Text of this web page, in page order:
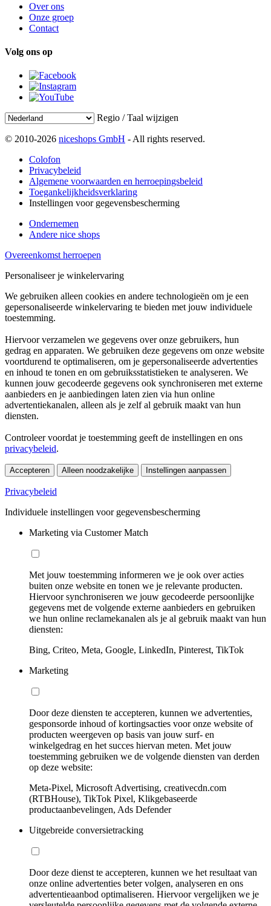
Over ons
Onze groep
Contact
Volg ons op
Regio / Taal wijzigen
© 2010-2026 niceshops GmbH - All rights reserved.
Colofon
Privacybeleid
Algemene voorwaarden en herroepingsbeleid
Toegankelijkheidsverklaring
Instellingen voor gegevensbescherming
Ondernemen
Andere nice shops
Overeenkomst herroepen
Personaliseer je winkelervaring
We gebruiken alleen cookies en andere technologieën om je een
gepersonaliseerde winkelervaring te bieden met jouw individuele
toestemming.
Hiervoor verzamelen we gegevens over onze gebruikers, hun
gedrag en apparaten. We gebruiken deze gegevens om onze website
voortdurend te optimaliseren, om je gepersonaliseerde advertenties
en inhoud te tonen en om gebruiksstatistieken te analyseren. We
kunnen jouw gecodeerde gegevens ook synchroniseren met externe
aanbieders en je aanbiedingen laten zien via hun online
advertentiekanalen, alleen als je zelf al gebruik maakt van hun
diensten.
Controleer voordat je toestemming geeft de instellingen en ons
privacybeleid.
Accepteren Alleen noodzakelijke Instellingen aanpassen
Privacybeleid
Individuele instellingen voor gegevensbescherming
Marketing via Customer Match
Met jouw toestemming informeren we je ook over acties
buiten onze website en tonen we je relevante producten.
Hiervoor synchroniseren we jouw gecodeerde persoonlijke
gegevens met de volgende externe aanbieders en gebruiken
we hun online reclamekanalen als je al gebruik maakt van hun
diensten:
Bing, Criteo, Meta, Google, LinkedIn, Pinterest, TikTok
Marketing
Door deze diensten te accepteren, kunnen we advertenties,
gesponsorde inhoud of kortingsacties voor onze website of
producten weergeven op basis van jouw surf- en
winkelgedrag en het succes hiervan meten. Met jouw
toestemming gebruiken we de volgende diensten van derden
op deze website:
Meta-Pixel, Microsoft Advertising, creativecdn.com
(RTBHouse), TikTok Pixel, Klikgebaseerde
productaanbevelingen, Ads Defender
Uitgebreide conversietracking
Door deze dienst te accepteren, kunnen we het resultaat van
onze online advertenties beter volgen, analyseren en ons
advertentieaanbod optimaliseren. Hiervoor vergelijken we je